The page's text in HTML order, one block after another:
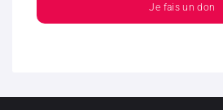
Je fais un don